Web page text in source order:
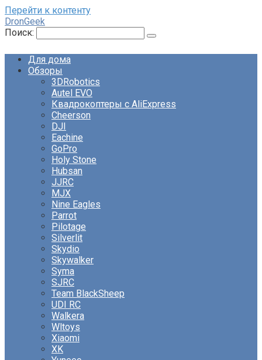
Перейти к контенту
DronGeek
Поиск:
Для дома
Обзоры
3DRobotics
Autel EVO
Квадрокоптеры с AliExpress
Cheerson
DJI
Eachine
GoPro
Holy Stone
Hubsan
JJRC
MJX
Nine Eagles
Parrot
Pilotage
Silverlit
Skydio
Skywalker
Syma
SJRC
Team BlackSheep
UDI RC
Walkera
Wltoys
Xiaomi
XK